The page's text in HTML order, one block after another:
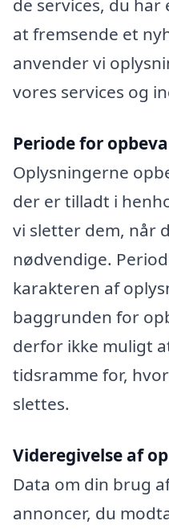
de services, du
at fremsende et
anvender vi
vores services og
Periode for
Oplysningerne
der er tilladt i
vi sletter dem, når
nødvendige.
karakteren af
baggrunden for
derfor ikke muligt
tidsramme for,
slettes.
Videregivelse af
Data om din brug
annoncer, du